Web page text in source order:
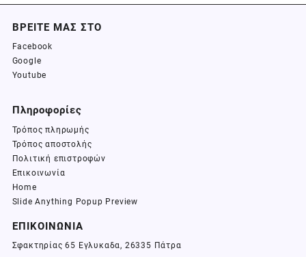
ΒΡΕΙΤΕ ΜΑΣ ΣΤΟ
Facebook
Google
Youtube
Πληροφορίες
Τρόπος πληρωμής
Τρόπος αποστολής
Πολιτική επιστροφών
Επικοινωνία
Home
Slide Anything Popup Preview
ΕΠΙΚΟΙΝΩΝΙΑ
Σφακτηρίας 65 Εγλυκαδα, 26335 Πάτρα